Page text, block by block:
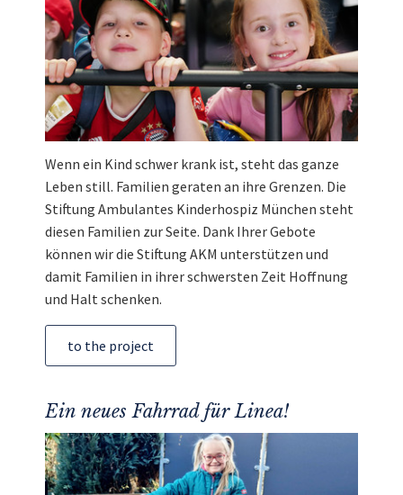
Wenn ein Kind schwer krank ist, steht das ganze
Leben still. Familien geraten an ihre Grenzen. Die
Stiftung Ambulantes Kinderhospiz München steht
diesen Familien zur Seite. Dank Ihrer Gebote
können wir die Stiftung AKM unterstützen und
damit Familien in ihrer schwersten Zeit Hoffnung
und Halt schenken.
to the project
Ein neues Fahrrad für Linea!